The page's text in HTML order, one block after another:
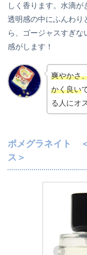
しく香ります。水滴
透明感の中にふんわり
ら、ゴージャスすぎ
感がします！
爽やかさ
かく良い
る人にオ
ポメグラネイト
ス＞